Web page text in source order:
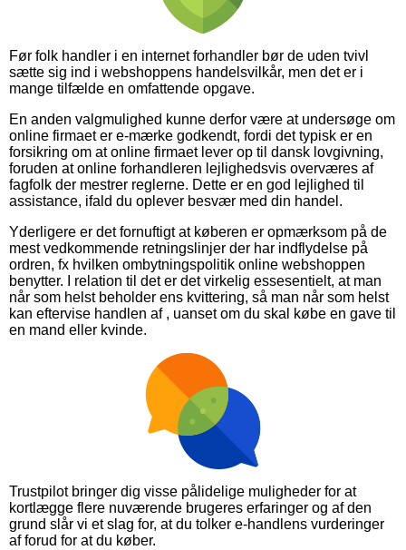
Før folk handler i en internet forhandler bør de uden tvivl
sætte sig ind i webshoppens handelsvilkår, men det er i
mange tilfælde en omfattende opgave.
En anden valgmulighed kunne derfor være at undersøge om
online firmaet er e-mærke godkendt, fordi det typisk er en
forsikring om at online firmaet lever op til dansk lovgivning,
foruden at online forhandleren lejlighedsvis overværes af
fagfolk der mestrer reglerne. Dette er en god lejlighed til
assistance, ifald du oplever besvær med din handel.
Yderligere er det fornuftigt at køberen er opmærksom på de
mest vedkommende retningslinjer der har indflydelse på
ordren, fx hvilken ombytningspolitik online webshoppen
benytter. I relation til det er det virkelig essesentielt, at man
når som helst beholder ens kvittering, så man når som helst
kan eftervise handlen af , uanset om du skal købe en gave til
en mand eller kvinde.
Trustpilot bringer dig visse pålidelige muligheder for at
kortlægge flere nuværende brugeres erfaringer og af den
grund slår vi et slag for, at du tolker e-handlens vurderinger
af forud for at du køber.